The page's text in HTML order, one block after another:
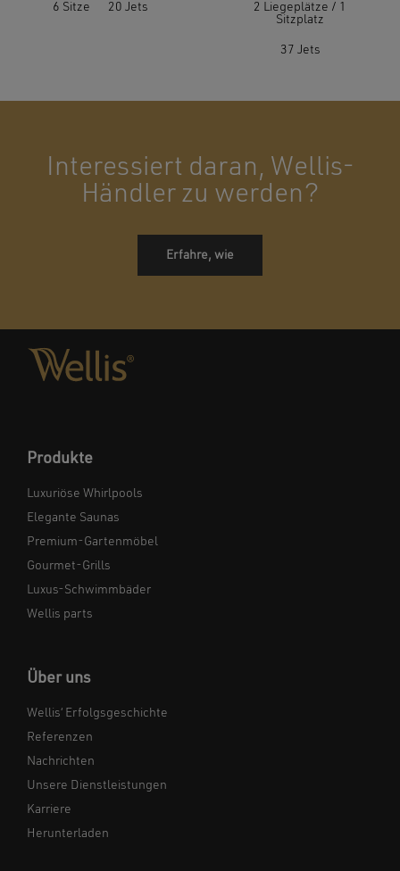
6 Sitze 20 Jets
2 Liegeplätze / 1
Sitzplatz
37 Jets
Interessiert daran, Wellis-
Händler zu werden?
Erfahre, wie
Produkte
Luxuriöse Whirlpools
Elegante Saunas
Premium-Gartenmöbel
Gourmet-Grills
Luxus-Schwimmbäder
Wellis parts
Über uns
Wellis‘ Erfolgsgeschichte
Referenzen
Nachrichten
Unsere Dienstleistungen
Karriere
Herunterladen